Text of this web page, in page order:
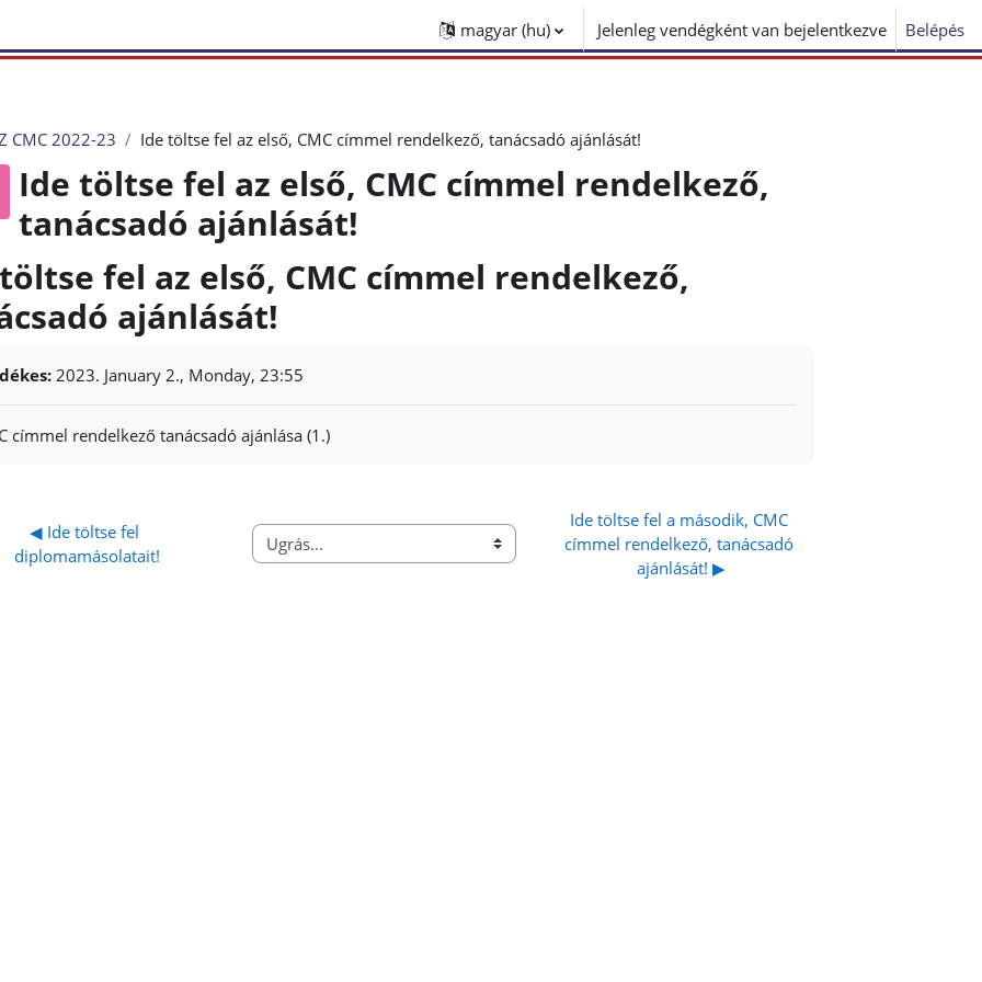
magyar ‎(hu)‎ Jelenleg vendégként van bejelentkezve Belépés
CMC 2022-23 Ide töltse fel az első, CMC címmel rendelkező, tanácsadó ajánlását!
Ide töltse fel az első, CMC címmel rendelkező,
tanácsadó ajánlását!
fel az első, CMC címmel rendelkező,
ajánlását!
2023. January 2., Monday, 23:55
címmel rendelkező tanácsadó ajánlása (1.)
◀︎ Ide töltse fel
diplomamásolatait!
Ugrás...
Ide töltse fel a második, CMC
címmel rendelkező, tanácsadó
ajánlását! ▶︎